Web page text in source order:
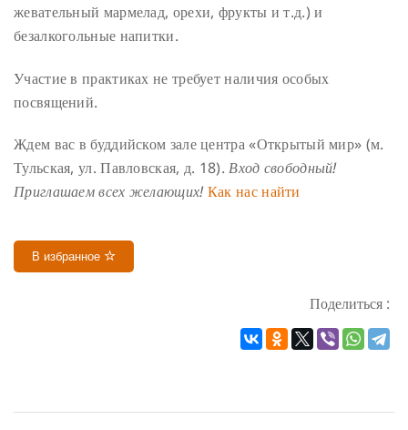
жевательный мармелад, орехи, фрукты и т.д.) и
безалкогольные напитки.
Участие в практиках не требует наличия особых
посвящений.
Ждем вас в буддийском зале центра «Открытый мир» (м.
Тульская, ул. Павловская, д. 18).Вход свободный!
Приглашаем всех желающих! Как нас найти
В избранное
Поделиться :